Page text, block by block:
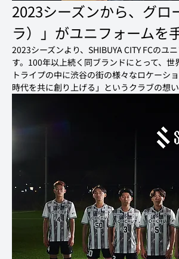
2023シーズンから、グロ
ラ）」がユニフォームを
2023シーズンより、SHIBUYA CITY FCのユ
す。100年以上続く同ブランドにとって、 世
トライプの中に渋谷の街の様々なロケーシ
時代を共に創り上げる」というクラブの想